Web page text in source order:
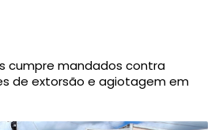
cumpre mandados contra
de extorsão e agiotagem em